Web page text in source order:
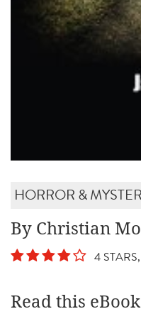
HORROR &
By Christian
4
Read this